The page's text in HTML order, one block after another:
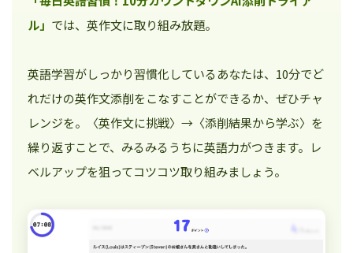
ル」 では、英作文に取り組み放題。
英語学習がしっかり習慣化しているあなたは、10分でど
れだけの英作文添削をこなすことができるか、ぜひチャ
レンジを。〈英作文に挑戦〉→〈添削結果から学ぶ〉を
繰り返すことで、みるみるうちに英語力がつきます。レ
ベルアップを狙ってコツコツ取り組みましょう。